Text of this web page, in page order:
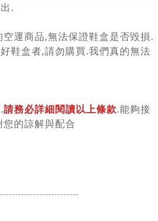
.
運商品,無法保證鞋盒是否毀損.
鞋盒者,請勿購買.我們真的無法
請務必詳細閱讀以上條款.能夠接
的諒解與配合
------